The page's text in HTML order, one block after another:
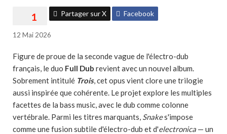
Partager sur X Facebook
12 Mai 2026
Figure de proue de la seconde vague de l'électro-dub
français, le duo Full Dub revient avec un nouvel album.
Sobrement intitulé Trois, cet opus vient clore une trilogie
aussi inspirée que cohérente. Le projet explore les multiples
facettes de la bass music, avec le dub comme colonne
vertébrale. Parmi les titres marquants, Snakes'impose
comme une fusion subtile d'électro-dub et d'electronica — un